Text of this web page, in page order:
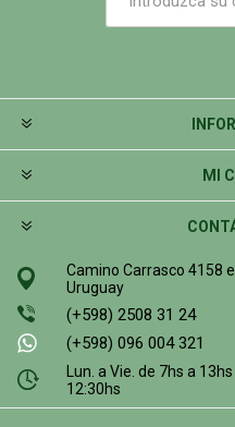
MI
Camino Carrasco 4158
Uruguay
(+598) 2508 31 24
(+598) 096 004 321
Lun. a Vie. de 7hs a
12:30hs